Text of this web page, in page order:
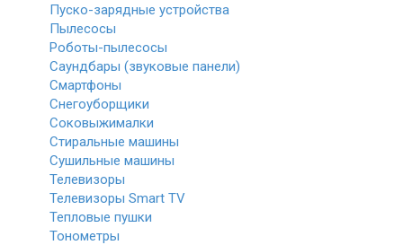
Пуско-зарядные устройства
Пылесосы
Роботы-пылесосы
Саундбары (звуковые панели)
Смартфоны
Снегоуборщики
Соковыжималки
Стиральные машины
Сушильные машины
Телевизоры
Телевизоры Smart TV
Тепловые пушки
Тонометры